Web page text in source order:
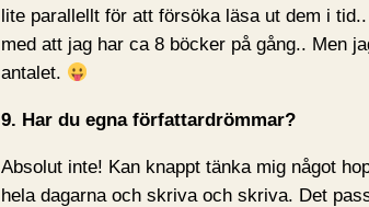
lite parallellt för att försöka läsa ut dem i
med att jag har ca 8 böcker på gång.. Men
antalet.
9. Har du egna författardrömmar?
Absolut inte! Kan knappt tänka mig något
hela dagarna och skriva och skriva. Det